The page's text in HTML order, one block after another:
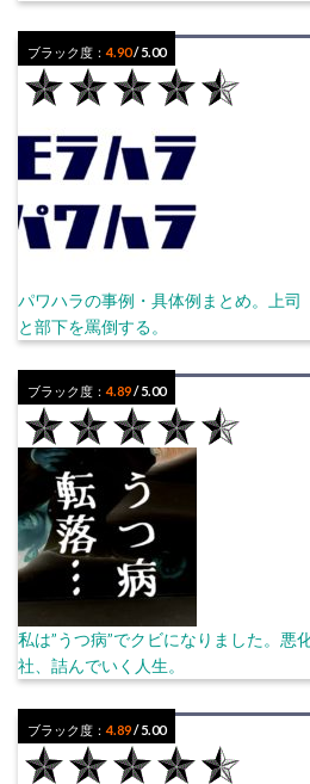
ブラック度：4.90/ 5.00
パワハラの事例・具体例まとめ。上司
と部下を罵倒する。
ブラック度：4.89/ 5.00
私は”うつ病”でクビになりました。悪
社、詰んでいく人生。
ブラック度：4.89/ 5.00